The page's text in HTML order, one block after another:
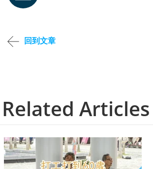
回到文章
Related Articles